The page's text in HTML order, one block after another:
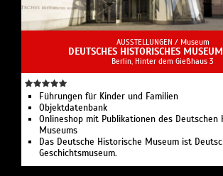
AUSSTELLUNGEN / Museum
DEUTSCHES HISTORISCHES
Berlin, Hinter dem Gießhaus 3
Führungen für Kinder und Familien
Objektdatenbank
Onlineshop mit Publikationen des Deutschen
Museums
Das Deutsche Historische Museum ist
Geschichtsmuseum.